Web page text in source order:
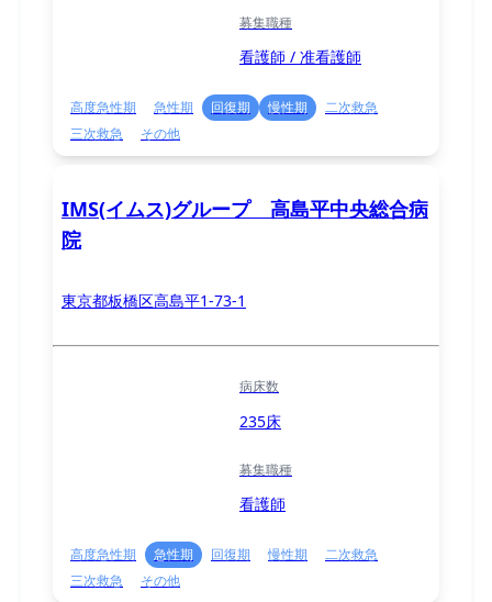
募集職種
看護師 / 准看護師
高度急性期 急性期 回復期 慢性期
二次救急
三次救急
その他
IMS(イムス)グループ 高島平中央総合病
院
東京都板橋区高島平1-73-1
病床数
235床
募集職種
看護師
高度急性期 急性期 回復期 慢性期
二次救急
三次救急
その他